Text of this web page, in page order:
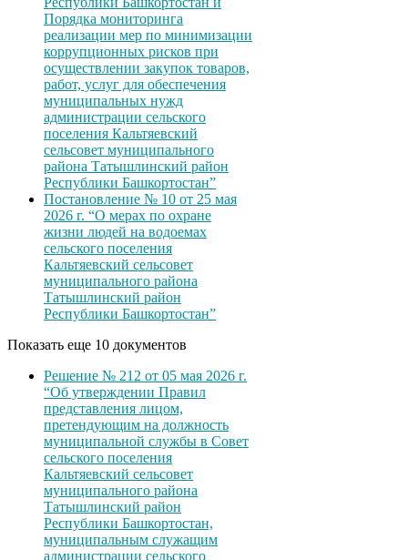
Порядка мониторинга
реализации мер по минимизации
коррупционных рисков при
осуществлении закупок товаров,
работ, услуг для обеспечения
муниципальных нужд
администрации сельского
поселения Кальтяевский
сельсовет муниципального
района Татышлинский район
Республики Башкортостан”
Постановление № 10 от 25 мая
2026 г. “О мерах по охране
жизни людей на водоемах
сельского поселения
Кальтяевский сельсовет
муниципального района
Татышлинский район
Республики Башкортостан”
Показать еще 10 документов
Решение № 212 от 05 мая 2026 г.
“Об утверждении Правил
представления лицом,
претендующим на должность
муниципальной службы в Совет
сельского поселения
Кальтяевский сельсовет
муниципального района
Татышлинский район
Республики Башкортостан,
муниципальным служащим
администрации сельского